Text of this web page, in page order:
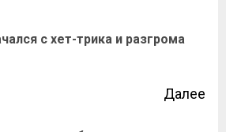
с хет-трика и разгрома
Далее